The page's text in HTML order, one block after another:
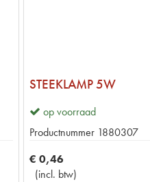
STEEKLAMP 5W
op voorraad
Productnummer 1880307
€ 0,46
(incl. btw)